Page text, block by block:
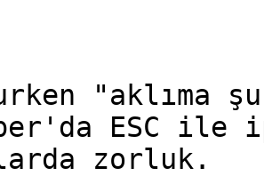
"aklıma
ESC
zorluk.